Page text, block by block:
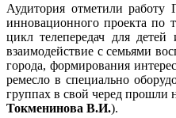
Аудитория отметили работу
инновационного проекта по
цикл телепередач для
взаимодействие с семьями
города, формирования
ремесло в специально
группах в свой черед прошли
Токменинова В.И.).